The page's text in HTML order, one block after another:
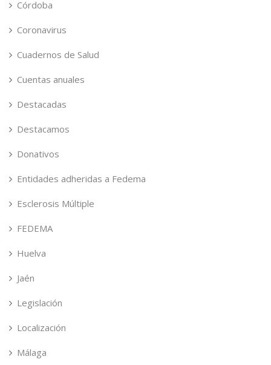
Córdoba
Coronavirus
Cuadernos de Salud
Cuentas anuales
Destacadas
Destacamos
Donativos
Entidades adheridas a Fedema
Esclerosis Múltiple
FEDEMA
Huelva
Jaén
Legislación
Localización
Málaga